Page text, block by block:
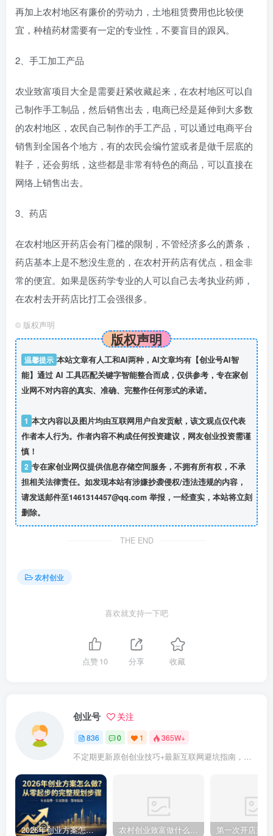
再加上农村地区有廉价的劳动力，土地租赁费用也比较便
宜，种植药材需要有一定的专业性，不要盲目的跟风。
2、手工加工产品
农业致富项目大全是需要赶紧收藏起来，在农村地区可以自
己制作手工制品，然后销售出去，电商已经是延伸到大多数
的农村地区，农民自己制作的手工产品，可以通过电商平台
销售到全国各个地方，有的农民会编竹篮或者是做千层底的
鞋子，还会剪纸，这些都是非常有特色的商品，可以直接在
网络上销售出去。
3、药店
在农村地区开药店会有门槛的限制，不管经济多么的萧条，
药店基本上是不愁没生意的，在农村开药店有优点，租金非
常的便宜。如果是医药学专业的人可以自己去考执业药师，
在农村去开药店比打工会强很多。
© 版权声明
版权声明
温馨提示 本站文章有人工和AI两种，AI文章均有【创业号AI智
能】通过 AI 工具匹配关键字智能整合而成，仅供参考，专在家创
业网不对内容的真实、准确、完整作任何形式的承诺。
1 本文内容以及图片均由互联网用户自发贡献，该文观点仅代表
作者本人行为。作者内容不构成任何投资建议，网友创业投资需谨
慎！
2 专在家创业网仅提供信息存储空间服务，不拥有所有权，不承
担相关法律责任。如发现本站有涉嫌抄袭侵权/违法违规的内容，
请发送邮件至1461314457@qq.com 举报，一经查实，本站将立刻
删除。
THE END
农村创业
喜欢就支持一下吧
点赞10 分享 收藏
创业号 关注
836 0 1 365W+
不定期更新原创创业技巧+最新互联网避坑指南，助力企业或者个人快速成功创业
2026年创业方案怎么做？从零起步的完整规划步骤 农村创业致富做什么好?2025年农村致富项目（亲身体验）分享真实可行的初期创业路子